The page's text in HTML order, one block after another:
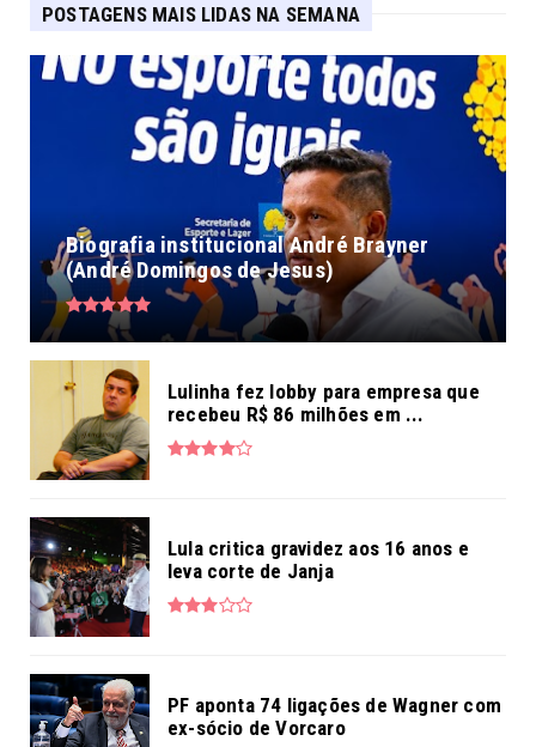
POSTAGENS MAIS LIDAS NA SEMANA
Biografia institucional André Brayner
(André Domingos de Jesus)
Lulinha fez lobby para empresa que
recebeu R$ 86 milhões em ...
Lula critica gravidez aos 16 anos e
leva corte de Janja
PF aponta 74 ligações de Wagner com
ex-sócio de Vorcaro